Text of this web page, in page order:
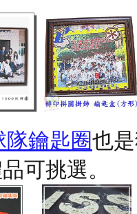
隊鑰匙圈也
可挑選。